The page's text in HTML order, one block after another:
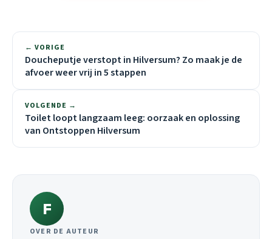
← VORIGE
Doucheputje verstopt in Hilversum? Zo maak je de
afvoer weer vrij in 5 stappen
VOLGENDE →
Toilet loopt langzaam leeg: oorzaak en oplossing
van Ontstoppen Hilversum
F
OVER DE AUTEUR